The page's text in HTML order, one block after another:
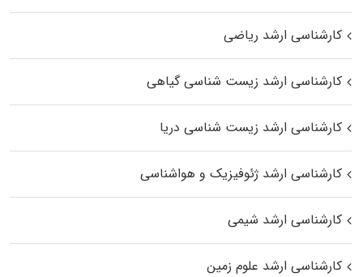
کارشناسی ارشد ریاضی
کارشناسی ارشد زیست‌ شناسی گیاهی
کارشناسی ارشد زیست‌ شناسی دریا
کارشناسی ارشد ژئوفیزیک و هواشناسی
کارشناسی ارشد شیمی
کارشناسی ارشد علوم زمین